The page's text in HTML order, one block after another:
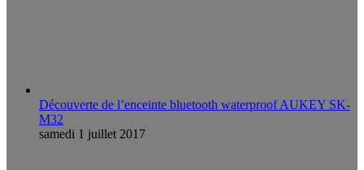
Découverte de l’enceinte bluetooth waterproof AUKEY SK-
M32
samedi 1 juillet 2017